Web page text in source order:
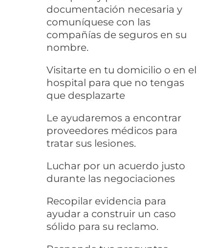
documentación necesaria y
comuníquese con las
compañías de seguros en su
nombre.
Visitarte en tu domicilio o en el
hospital para que no tengas
que desplazarte
Le ayudaremos a encontrar
proveedores médicos para
tratar sus lesiones.
Luchar por un acuerdo justo
durante las negociaciones
Recopilar evidencia para
ayudar a construir un caso
sólido para su reclamo.